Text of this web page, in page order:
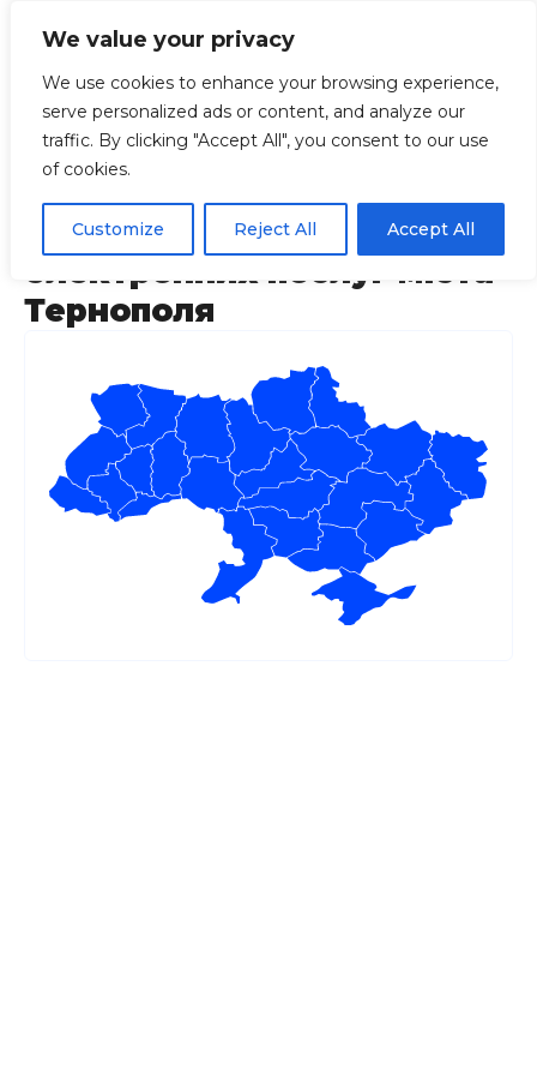
We value your privacy
We use cookies to enhance your browsing experience,
serve personalized ads or content, and analyze our
traffic. By clicking "Accept All", you consent to our use
of cookies.
Customize Reject All Accept All
Головна Регіони Тернопільська
Кабінет користувача
Центру надання
електронних послуг міста
Тернополя